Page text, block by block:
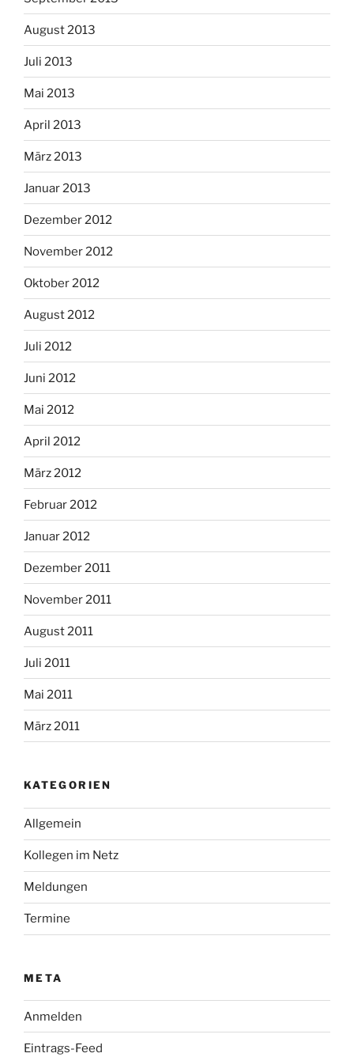
August 2013
Juli 2013
Mai 2013
April 2013
März 2013
Januar 2013
Dezember 2012
November 2012
Oktober 2012
August 2012
Juli 2012
Juni 2012
Mai 2012
April 2012
März 2012
Februar 2012
Januar 2012
Dezember 2011
November 2011
August 2011
Juli 2011
Mai 2011
März 2011
KATEGORIEN
Allgemein
Kollegen im Netz
Meldungen
Termine
META
Anmelden
Eintrags-Feed